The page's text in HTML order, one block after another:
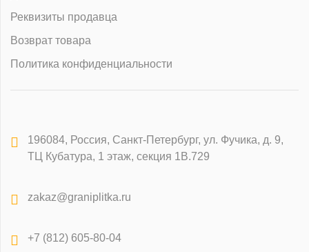
Реквизиты продавца
Возврат товара
Политика конфиденциальности
196084, Россия, Санкт-Петербург, ул. Фучика, д. 9,
ТЦ Кубатура, 1 этаж, секция 1В.729
zakaz@graniplitka.ru
+7 (812) 605-80-04